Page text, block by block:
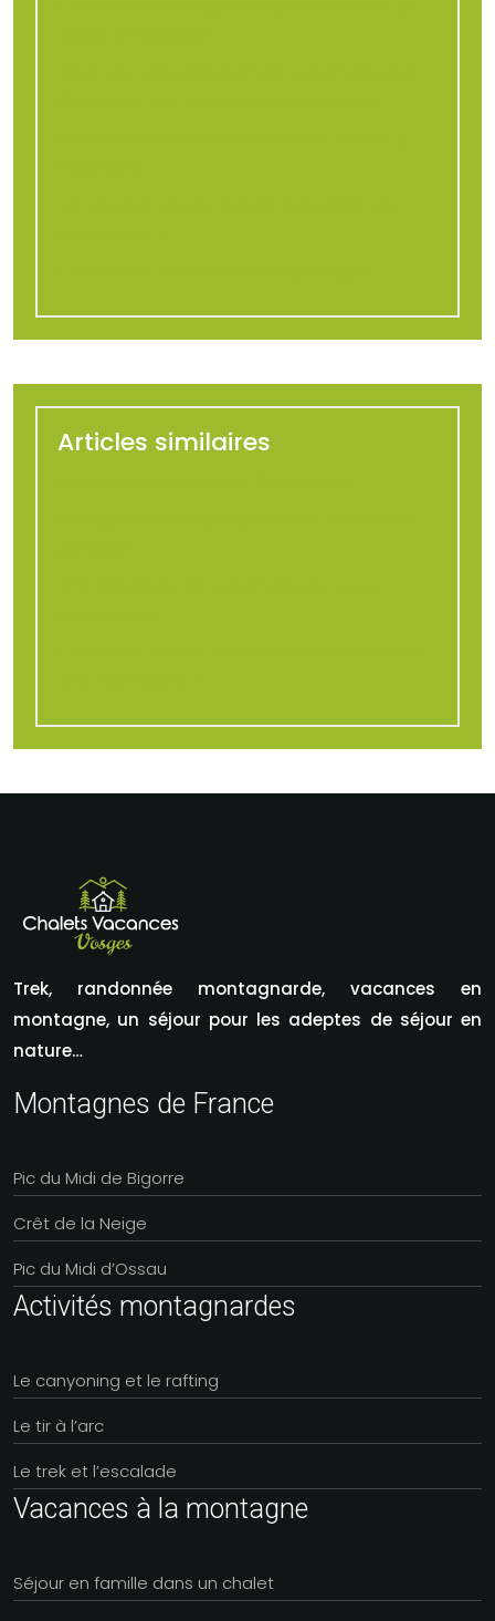
Articles similaires
Trek, randonnée montagnarde, vacances en
montagne, un séjour pour les adeptes de séjour en
nature…
Montagnes de France
Pic du Midi de Bigorre
Crêt de la Neige
Pic du Midi d’Ossau
Activités montagnardes
Le canyoning et le rafting
Le tir à l’arc
Le trek et l’escalade
Vacances à la montagne
Séjour en famille dans un chalet